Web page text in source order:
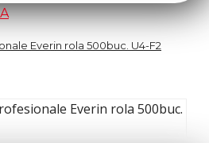
Everin rola 500buc. U4-F2